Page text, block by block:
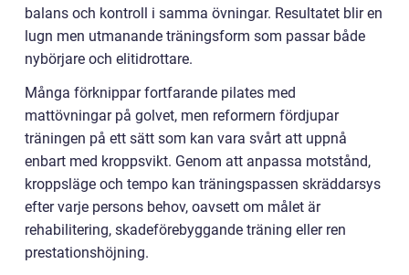
balans och kontroll i samma övningar. Resultatet blir en
lugn men utmanande träningsform som passar både
nybörjare och elitidrottare.
Många förknippar fortfarande pilates med
mattövningar på golvet, men reformern fördjupar
träningen på ett sätt som kan vara svårt att uppnå
enbart med kroppsvikt. Genom att anpassa motstånd,
kroppsläge och tempo kan träningspassen skräddarsys
efter varje persons behov, oavsett om målet är
rehabilitering, skadeförebyggande träning eller ren
prestationshöjning.